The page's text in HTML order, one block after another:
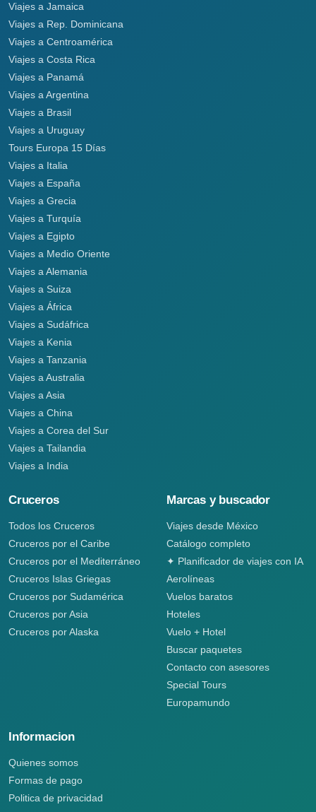
Viajes a Jamaica
Viajes a Rep. Dominicana
Viajes a Centroamérica
Viajes a Costa Rica
Viajes a Panamá
Viajes a Argentina
Viajes a Brasil
Viajes a Uruguay
Tours Europa 15 Días
Viajes a Italia
Viajes a España
Viajes a Grecia
Viajes a Turquía
Viajes a Egipto
Viajes a Medio Oriente
Viajes a Alemania
Viajes a Suiza
Viajes a África
Viajes a Sudáfrica
Viajes a Kenia
Viajes a Tanzania
Viajes a Australia
Viajes a Asia
Viajes a China
Viajes a Corea del Sur
Viajes a Tailandia
Viajes a India
Cruceros
Todos los Cruceros
Cruceros por el Caribe
Cruceros por el Mediterráneo
Cruceros Islas Griegas
Cruceros por Sudamérica
Cruceros por Asia
Cruceros por Alaska
Marcas y buscador
Viajes desde México
Catálogo completo
✦ Planificador de viajes con IA
Aerolíneas
Vuelos baratos
Hoteles
Vuelo + Hotel
Buscar paquetes
Contacto con asesores
Special Tours
Europamundo
Informacion
Quienes somos
Formas de pago
Politica de privacidad